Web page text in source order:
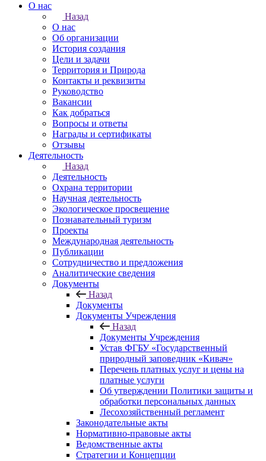
О нас
Назад
О нас
Об организации
История создания
Цели и задачи
Территория и Природа
Контакты и реквизиты
Руководство
Вакансии
Как добраться
Вопросы и ответы
Награды и сертификаты
Отзывы
Деятельность
Назад
Деятельность
Охрана территории
Научная деятельность
Экологическое просвещение
Познавательный туризм
Проекты
Международная деятельность
Публикации
Сотрудничество и предложения
Аналитические сведения
Документы
Назад
Документы
Документы Учреждения
Назад
Документы Учреждения
Устав ФГБУ «Государственный
природный заповедник «Кивач»
Перечень платных услуг и цены на
платные услуги
Об утверждении Политики защиты и
обработки персональных данных
Лесохозяйственный регламент
Законодательные акты
Нормативно-правовые акты
Ведомственные акты
Стратегии и Концепции